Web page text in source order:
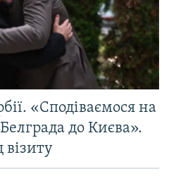
«Сподіваємося на
до Києва».
візиту